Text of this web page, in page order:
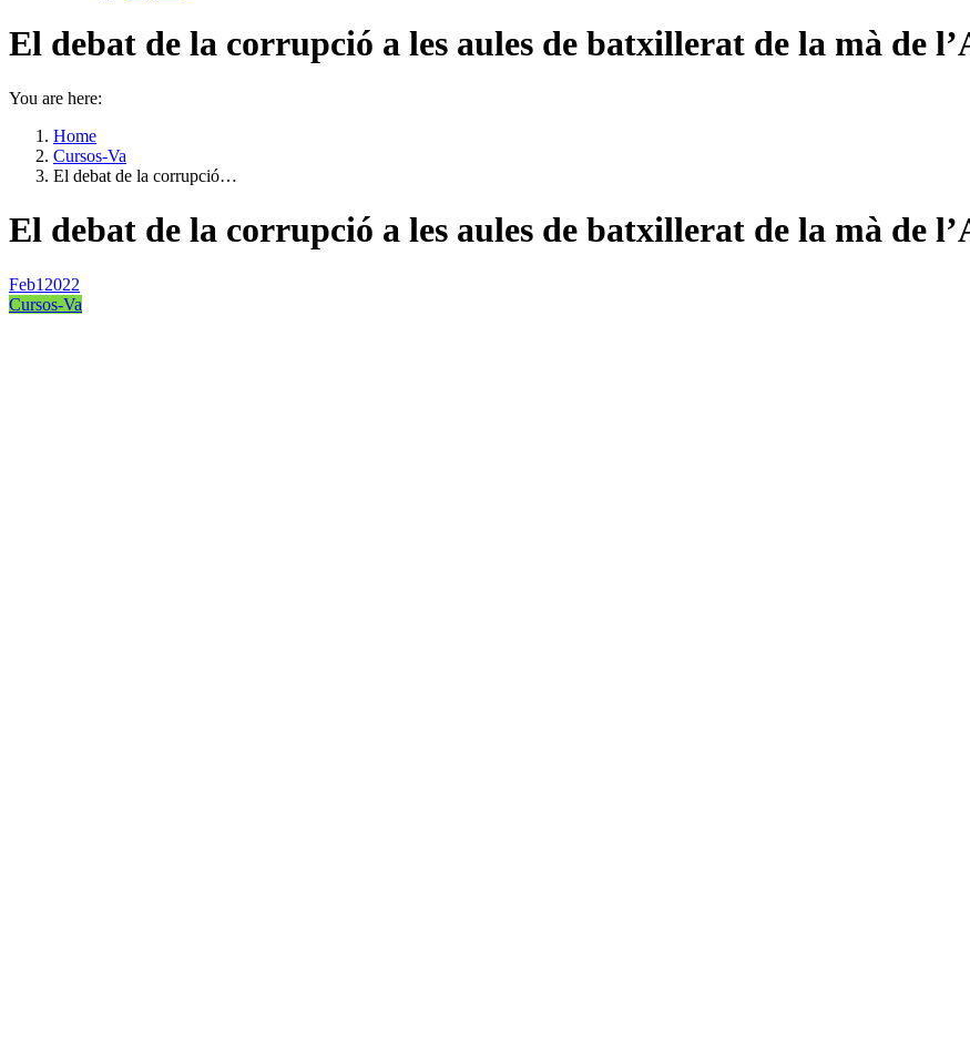
El debat de la corrupció a les aules de batxillerat de la mà de
You are here:
Home
Cursos-Va
El debat de la corrupció…
El debat de la corrupció a les aules de batxillerat de la mà de
Feb1 2022
Cursos-Va